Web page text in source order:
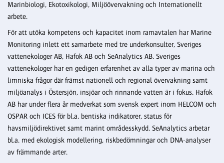
Marinbiologi, Ekotoxikologi, Miljöövervakning och Internationellt
arbete.
För att utöka kompetens och kapacitet inom ramavtalen har Marine
Monitoring inlett ett samarbete med tre underkonsulter, Sveriges
vattenekologer AB, Hafok AB och SeAnalytics AB. Sveriges
vattenekologer har en gedigen erfarenhet av alla typer av marina och
limniska frågor där främst nationell och regional övervakning samt
miljöanalys i Östersjön, insjöar och rinnande vatten är i fokus. Hafok
AB har under flera år medverkat som svensk expert inom HELCOM och
OSPAR och ICES för bl.a. bentiska indikatorer, status för
havsmiljödirektivet samt marint områdesskydd. SeAnalytics arbetar
bl.a. med ekologisk modellering, riskbedömningar och DNA-analyser
av främmande arter.